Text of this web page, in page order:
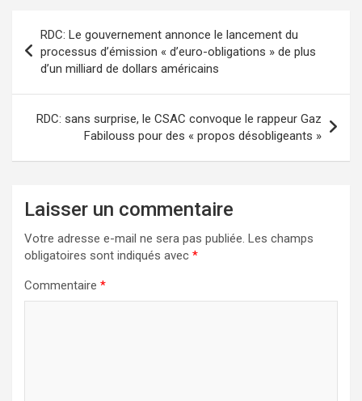
de
l’article
RDC: Le gouvernement annonce le lancement du
processus d’émission « d’euro-obligations » de plus
d’un milliard de dollars américains
RDC: sans surprise, le CSAC convoque le rappeur Gaz
Fabilouss pour des « propos désobligeants »
Laisser un commentaire
Votre adresse e-mail ne sera pas publiée. Les champs
obligatoires sont indiqués avec *
Commentaire *